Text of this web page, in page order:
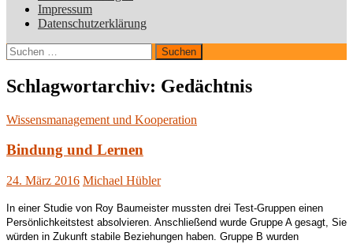
Impressum
Datenschutzerklärung
Suchen
nach:
Schlagwortarchiv: Gedächtnis
Wissensmanagement und Kooperation
Bindung und Lernen
24. März 2016 Michael Hübler
In einer Studie von Roy Baumeister mussten drei Test-Gruppen einen
Persönlichkeitstest absolvieren. Anschließend wurde Gruppe A gesagt, Sie
würden in Zukunft stabile Beziehungen haben. Gruppe B wurden